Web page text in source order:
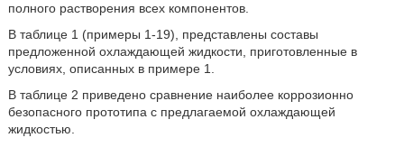
полного растворения всех компонентов.
В таблице 1 (примеры 1-19), представлены составы
предложенной охлаждающей жидкости, приготовленные в
условиях, описанных в примере 1.
В таблице 2 приведено сравнение наиболее коррозионно
безопасного прототипа с предлагаемой охлаждающей
жидкостью.